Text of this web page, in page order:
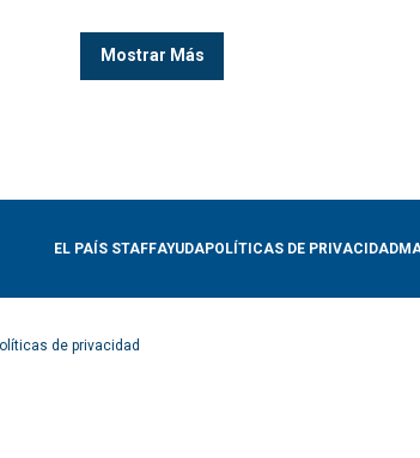
Mostrar Más
EL PAÍS STAFFAYUDAPOLÍTICAS DE PRIVACIDAD
de privacidad